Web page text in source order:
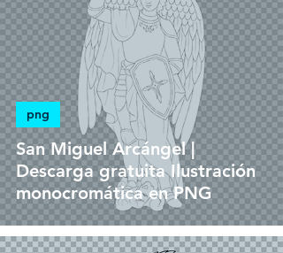
San Miguel Arcángel |
Descarga gratuita Ilustración
monocromática en PNG
png